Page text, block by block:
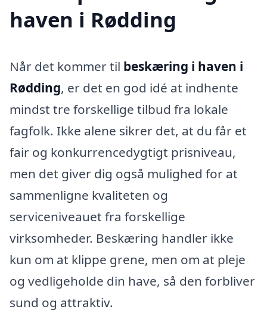
haven i Rødding
Når det kommer til beskæring i haven i
Rødding, er det en god idé at indhente
mindst tre forskellige tilbud fra lokale
fagfolk. Ikke alene sikrer det, at du får et
fair og konkurrencedygtigt prisniveau,
men det giver dig også mulighed for at
sammenligne kvaliteten og
serviceniveauet fra forskellige
virksomheder. Beskæring handler ikke
kun om at klippe grene, men om at pleje
og vedligeholde din have, så den forbliver
sund og attraktiv.